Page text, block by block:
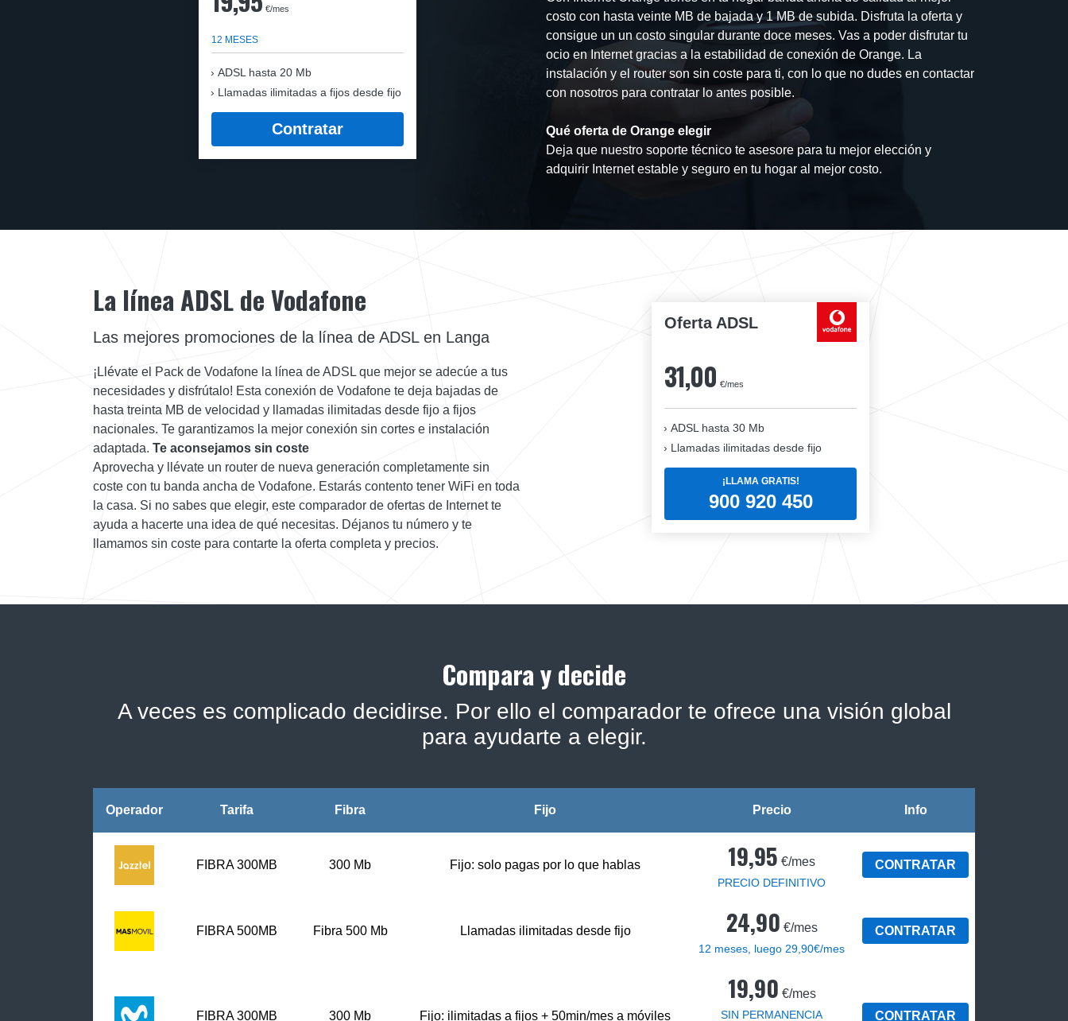
€/mes
12 MESES
ADSL hasta 20 Mb
Llamadas ilimitadas a fijos desde fijo
Contratar
costo con hasta veinte MB de bajada y 1 MB de subida. Disfruta la oferta y
consigue un un costo singular durante doce meses. Vas a poder disfrutar tu
ocio en Internet gracias a la estabilidad de conexión de Orange. La
instalación y el router son sin coste para ti, con lo que no dudes en contactar
con nosotros para contratar lo antes posible.
Qué oferta de Orange elegir
Deja que nuestro soporte técnico te asesore para tu mejor elección y
adquirir Internet estable y seguro en tu hogar al mejor costo.
Oferta ADSL
31,00 €/mes
ADSL hasta 30 Mb
Llamadas ilimitadas desde fijo
¡LLAMA GRATIS!
900 920 450
La línea ADSL de Vodafone
Las mejores promociones de la línea de ADSL en Langa
¡Llévate el Pack de Vodafone la línea de ADSL que mejor se adecúe a tus
necesidades y disfrútalo! Esta conexión de Vodafone te deja bajadas de
hasta treinta MB de velocidad y llamadas ilimitadas desde fijo a fijos
nacionales. Te garantizamos la mejor conexión sin cortes e instalación
adaptada. Te aconsejamos sin coste
Aprovecha y llévate un router de nueva generación completamente sin
coste con tu banda ancha de Vodafone. Estarás contento tener WiFi en toda
la casa. Si no sabes que elegir, este comparador de ofertas de Internet te
ayuda a hacerte una idea de qué necesitas. Déjanos tu número y te
llamamos sin coste para contarte la oferta completa y precios.
Compara y decide
A veces es complicado decidirse. Por ello el comparador te ofrece una visión global
para ayudarte a elegir.
Operador Tarifa Fibra Fijo Precio Info
FIBRA 300MB 300 Mb Fijo: solo pagas por lo que hablas 19,95 €/mes
PRECIO DEFINITIVO
CONTRATAR
FIBRA500MB Fibra 500 Mb Llamadas ilimitadas desde fijo 24,90 €/mes
12 meses, luego 29,90€/mes
CONTRATAR
FIBRA 300MB 300 Mb Fijo: ilimitadas a fijos + 50min/mes a móviles
19,90 €/mes
SIN PERMANENCIA CONTRATAR